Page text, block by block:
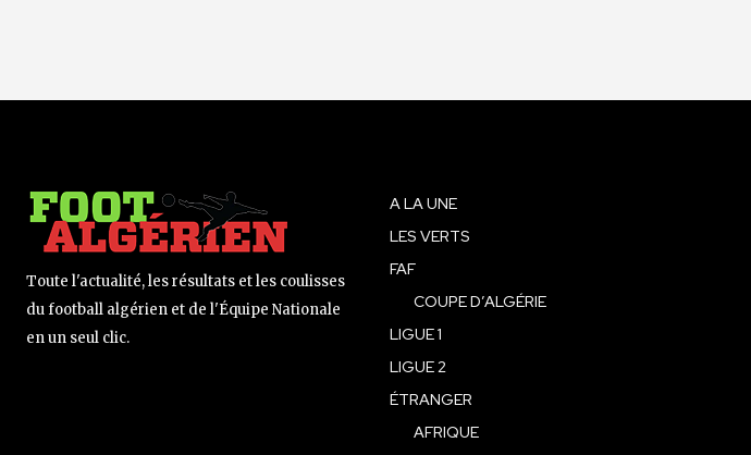
Toute l'actualité, les résultats et les coulisses
du football algérien et de l'Équipe Nationale
en un seul clic.
A LA UNE
LES VERTS
FAF
COUPE D’ALGÉRIE
LIGUE 1
LIGUE 2
ÉTRANGER
AFRIQUE